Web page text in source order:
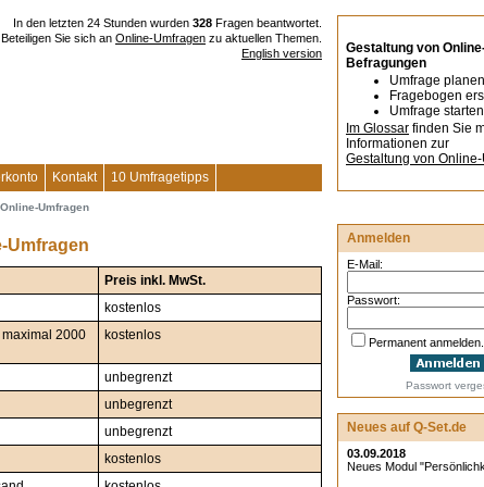
In den letzten 24 Stunden wurden 328 Fragen beantwortet.
Beteiligen Sie sich an Online-Umfragen zu aktuellen Themen.
English version
Gestaltung von
Befragungen
Umfrage planen
Fragebogen
Umfrage starten
Im Glossar finden Sie
Informationen zur
Gestaltung von
Kontakt 10 Umfragetipps
Umfragen
Umfragen
Preis inkl. MwSt.
kostenlos
2000
kostenlos
unbegrenzt
unbegrenzt
unbegrenzt
kostenlos
Anmelden
E-Mail:
Passwort:
Permanent anmelden.
Passwort
Neues auf Q-Set.de
03.09.2018
Neues Modul